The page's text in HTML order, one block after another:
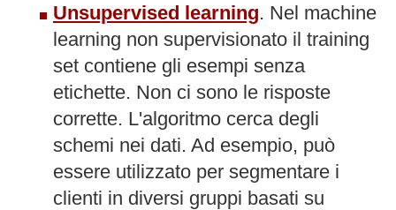
Unsupervised learning. Nel machine
learning non supervisionato il training
set contiene gli esempi senza
etichette. Non ci sono le risposte
corrette. L'algoritmo cerca degli
schemi nei dati. Ad esempio, può
essere utilizzato per segmentare i
clienti in diversi gruppi basati su